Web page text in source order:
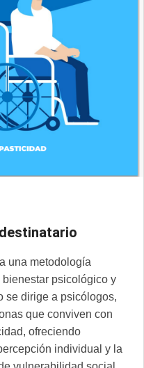
una metodología
psicológico y
se dirige a psicólogos,
que conviven con
ofreciendo
individual y la